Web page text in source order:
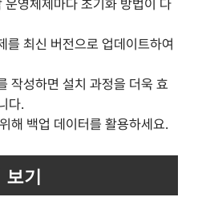
영체제마다 초기화 방법이 다
를 최신 버전으로 업데이트하여
작성하면 설치 과정을 더욱 효
다.
해 백업 데이터를 활용하세요.
보기